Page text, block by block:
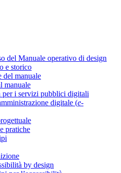
del Manuale operativo di design
e storico
del manuale
manuale
per i servizi pubblici digitali
digitale (e-
pratiche
by design